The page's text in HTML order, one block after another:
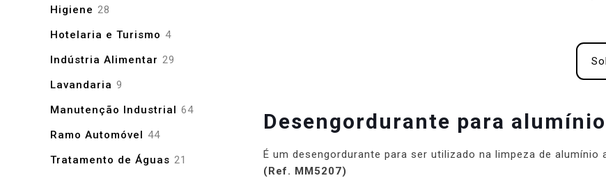
Desengordurante para
É um desengordurante para ser utilizado na limpeza de
(Ref. MM5207)
Higiene 28
Hotelaria e Turismo 44
Indústria Alimentar 29
Lavandaria 9
Manutenção Industrial 6464
Ramo Automóvel 4444
Tratamento de Águas 21